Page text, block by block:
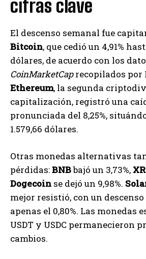
cifras clave
El descenso semanal fue
Bitcoin, que cedió un 4,91%
dólares, de acuerdo con los
CoinMarketCaprecopilados por
Ethereum, la segunda
capitalización, registró una
pronunciada del 8,25%,
1.579,66 dólares.
Otras monedas alternativas
pérdidas:BNBbajó un 3,73%,
Dogecoin se dejó un 9,98%.
mejor resistió, con un
apenas el 0,80%. Las monedas
USDT y USDC permanecieron
cambios.